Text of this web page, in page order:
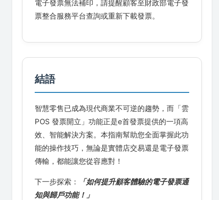
電子發票無法補印，請提醒顧客至財政部電子發
票整合服務平台查詢或重新下載發票。
結語
智慧零售已成為現代商業不可逆的趨勢，而「雲
POS 發票開立」功能正是e首發票提供的一項高
效、智能解決方案。本指南幫助您全面掌握此功
能的操作技巧，無論是實體店交易還是電子發票
傳輸，都能讓您從容應對！
下一步探索：
「如何提升顧客體驗的電子發票通
知與歸戶功能！」